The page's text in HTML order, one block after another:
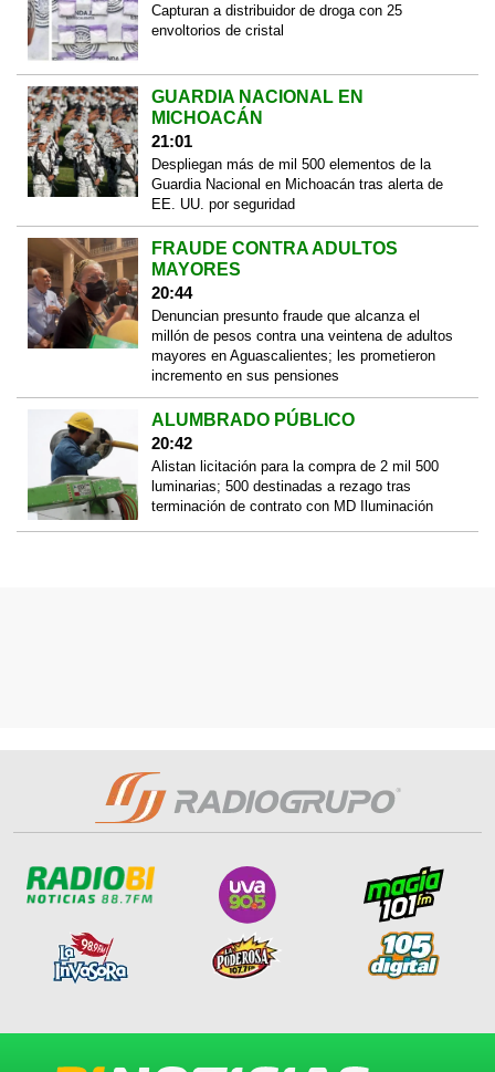
Capturan a distribuidor de droga con 25
envoltorios de cristal
GUARDIA NACIONAL EN
MICHOACÁN
21:01
Despliegan más de mil 500 elementos de la
Guardia Nacional en Michoacán tras alerta de
EE. UU. por seguridad
FRAUDE CONTRA ADULTOS
MAYORES
20:44
Denuncian presunto fraude que alcanza el
millón de pesos contra una veintena de adultos
mayores en Aguascalientes; les prometieron
incremento en sus pensiones
ALUMBRADO PÚBLICO
20:42
Alistan licitación para la compra de 2 mil 500
luminarias; 500 destinadas a rezago tras
terminación de contrato con MD Iluminación